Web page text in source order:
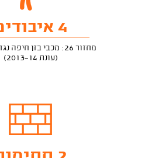
4 איבודים
מחזור 26: מכבי בזן חיפה נגד מגדל י-ם
(עונת 2013-14)